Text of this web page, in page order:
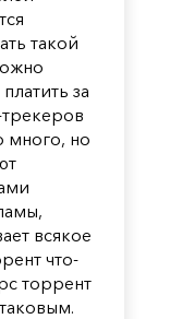
такой
за
много, но
всякое
что-
торрент